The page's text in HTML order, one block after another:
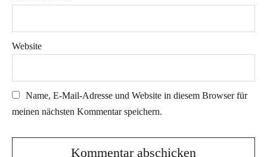
Website
Name, E-Mail-Adresse und Website in diesem Browser für
meinen nächsten Kommentar speichern.